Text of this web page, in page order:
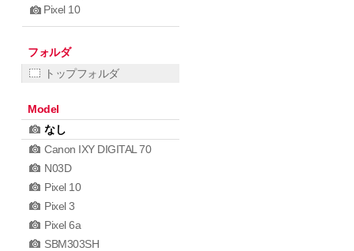
Pixel 10
フォルダ
トップフォルダ
Model
なし
Canon IXY DIGITAL 70
N03D
Pixel 10
Pixel 3
Pixel 6a
SBM303SH